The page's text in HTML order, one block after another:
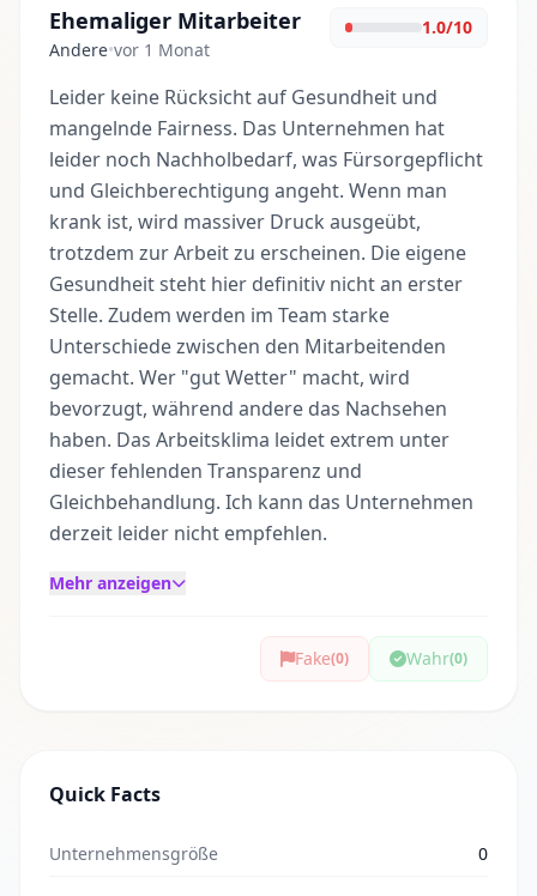
Ehemaliger Mitarbeiter
Andere•vor 1 Monat
1.0/10
Leider keine Rücksicht auf Gesundheit und
mangelnde Fairness. Das Unternehmen hat
leider noch Nachholbedarf, was Fürsorgepflicht
und Gleichberechtigung angeht. Wenn man
krank ist, wird massiver Druck ausgeübt,
trotzdem zur Arbeit zu erscheinen. Die eigene
Gesundheit steht hier definitiv nicht an erster
Stelle. Zudem werden im Team starke
Unterschiede zwischen den Mitarbeitenden
gemacht. Wer "gut Wetter" macht, wird
bevorzugt, während andere das Nachsehen
haben. Das Arbeitsklima leidet extrem unter
dieser fehlenden Transparenz und
Gleichbehandlung. Ich kann das Unternehmen
derzeit leider nicht empfehlen.
Mehr anzeigen
Fake(0) Wahr(0)
Quick Facts
Unternehmensgröße 0